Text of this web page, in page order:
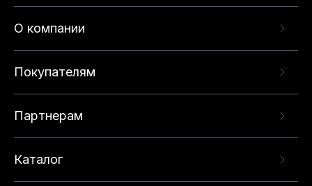
О компании
Покупателям
Партнерам
Каталог